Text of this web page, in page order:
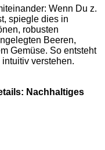
Wenn Du z.
spiegle dies in
robusten
Beeren,
Gemüse. So entsteht
verstehen.
Nachhaltiges